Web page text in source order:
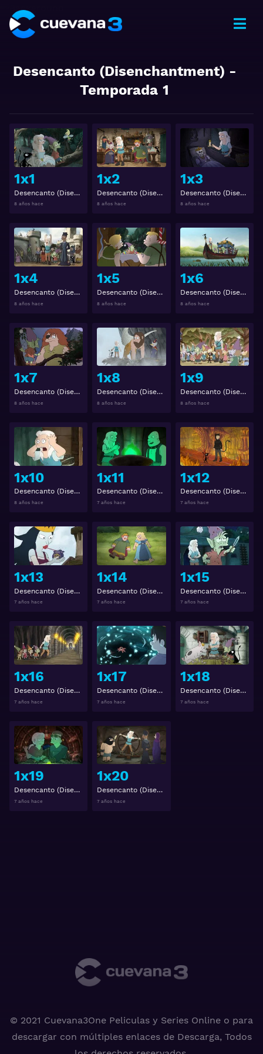
Desencanto (Disenchantment) -
Temporada 1
1x1
Desencanto (Disenchantment) 1x1
8 años hace
Ver
1x2
Desencanto (Disenchantment) 1x2
8 años hace
Ver
1x3
Desencanto (Disenchantment) 1x3
8 años hace
1x4
Desencanto (Disenchantment) 1x4
8 años hace
Ver
1x5
Desencanto (Disenchantment) 1x5
8 años hace
1x6
Desencanto (Disenchantment) 1x6
8 años hace
1x7
Desencanto (Disenchantment) 1x7
8 años hace
1x8
Desencanto (Disenchantment) 1x8
8 años hace
Ver
1x9
Desencanto (Disenchantment) 1x9
8 años hace
1x10
Desencanto (Disenchantment) 1x10
8 años hace
Ver
1x11
Desencanto (Disenchantment) 1x11
7 años hace
Ver
1x12
Desencanto (Disenchantment) 1x12
7 años hace
1x13
Desencanto (Disenchantment) 1x13
7 años hace
Ver
1x14
Desencanto (Disenchantment) 1x14
7 años hace
Ver
1x15
Desencanto (Disenchantment) 1x15
7 años hace
1x16
Desencanto (Disenchantment) 1x16
7 años hace
Ver
1x17
Desencanto (Disenchantment) 1x17
7 años hace
Ver
1x18
Desencanto (Disenchantment) 1x18
7 años hace
1x19
Desencanto (Disenchantment) 1x19
7 años hace
Ver
1x20
Desencanto (Disenchantment) 1x20
7 años hace
© 2021 Cuevana3One Peliculas y Series Online o para
descargar con múltiples enlaces de Descarga, Todos